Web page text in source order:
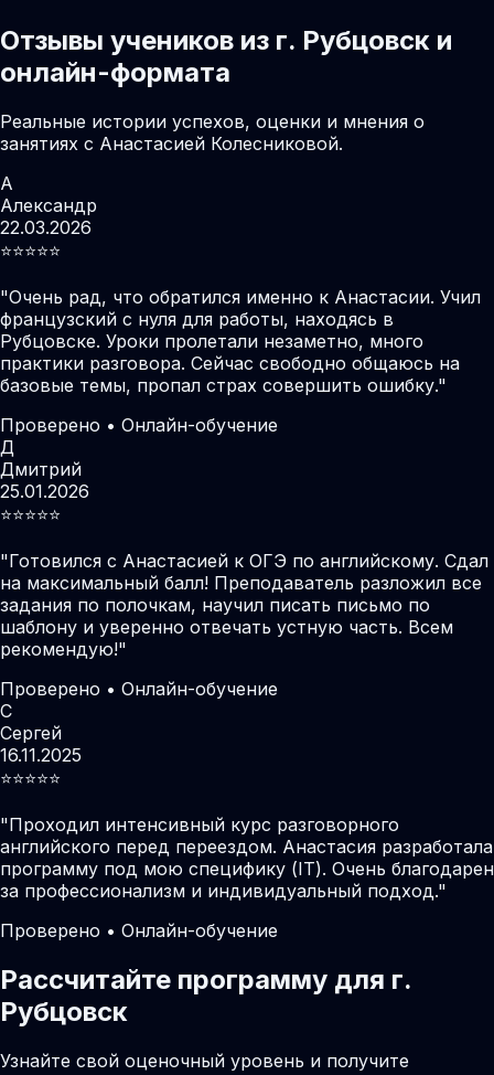
Отзывы учеников из г. Рубцовск и
онлайн-формата
Реальные истории успехов, оценки и мнения о
занятиях с Анастасией Колесниковой.
А
Александр
22.03.2026
⭐️⭐️⭐️⭐️⭐️
"Очень рад, что обратился именно к Анастасии. Учил
французский с нуля для работы, находясь в
Рубцовске. Уроки пролетали незаметно, много
практики разговора. Сейчас свободно общаюсь на
базовые темы, пропал страх совершить ошибку."
Проверено • Онлайн-обучение
Д
Дмитрий
25.01.2026
⭐️⭐️⭐️⭐️⭐️
"Готовился с Анастасией к ОГЭ по английскому. Сдал
на максимальный балл! Преподаватель разложил все
задания по полочкам, научил писать письмо по
шаблону и уверенно отвечать устную часть. Всем
рекомендую!"
Проверено • Онлайн-обучение
С
Сергей
16.11.2025
⭐️⭐️⭐️⭐️⭐️
"Проходил интенсивный курс разговорного
английского перед переездом. Анастасия разработала
программу под мою специфику (IT). Очень благодарен
за профессионализм и индивидуальный подход."
Проверено • Онлайн-обучение
Рассчитайте программу для г.
Рубцовск
Узнайте свой оценочный уровень и получите